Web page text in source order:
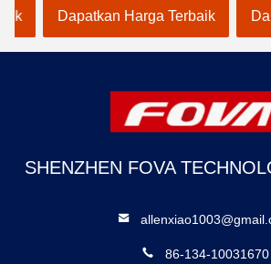
Spektral 8-14μm Untuk
Aplikasi Industri
Dapatkan Harga Terbaik
View
SHENZHEN FOVA
86-134-10031670